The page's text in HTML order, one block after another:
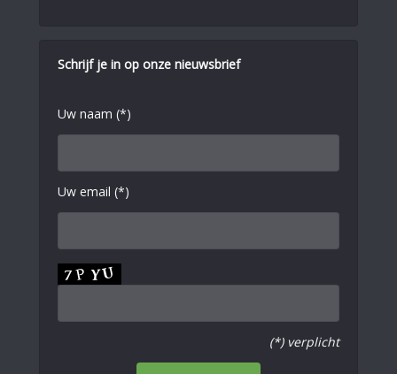
Schrijf je in op onze nieuwsbrief
Uw naam (*)
Uw email (*)
(*) verplicht